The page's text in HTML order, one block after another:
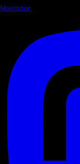
Mastodon